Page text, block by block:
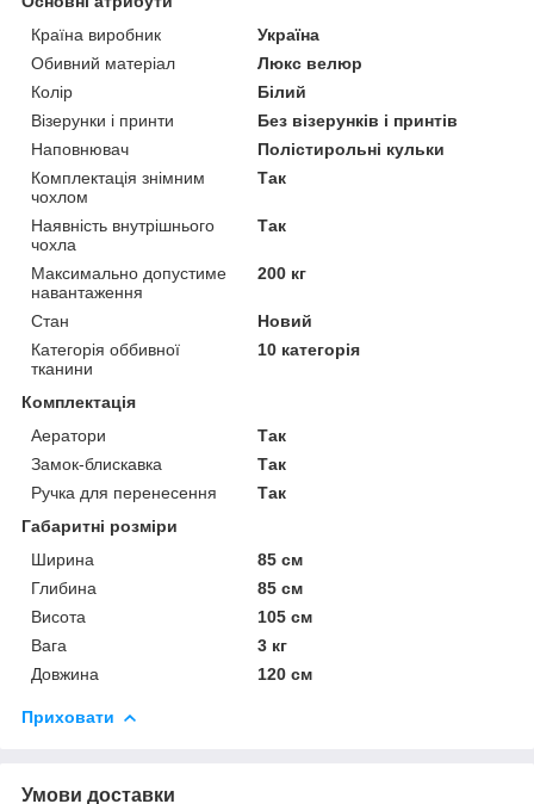
Країна виробник
Україна
Обивний матеріал
Люкс велюр
Колір
Білий
Візерунки і принти
Без візерунків і принтів
Наповнювач
Полістирольні кульки
Комплектація знімним
чохлом
Так
Наявність внутрішнього
чохла
Так
Максимально допустиме
навантаження
200 кг
Стан
Новий
Категорія оббивної
тканини
10 категорія
Комплектація
Аератори
Так
Замок-блискавка
Так
Ручка для перенесення
Так
Габаритні розміри
Ширина
85 см
Глибина
85 см
Висота
105 см
Вага
3 кг
Довжина
120 см
Приховати
Умови доставки